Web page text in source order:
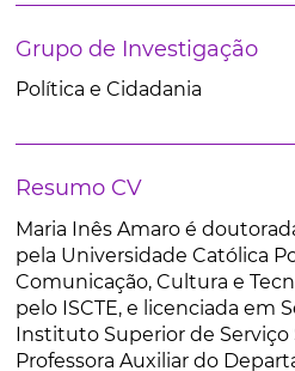
Grupo de Investigação
Política e Cidadania
Resumo CV
Maria Inês Amaro é
pela Universidade Católica
Comunicação, Cultura e
pelo ISCTE, e licenciada em
Instituto Superior de Serviço
Professora Auxiliar do